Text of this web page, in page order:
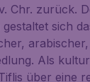
Chr. zurück.
sich
Als
über eine